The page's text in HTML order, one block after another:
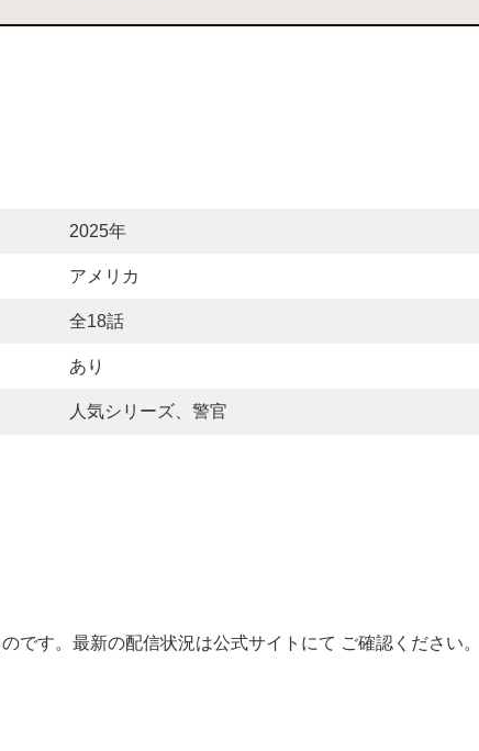
2025年
アメリカ
全18話
あり
人気シリーズ、警官
です。最新の配信状況は公式サイトにて ご確認ください。